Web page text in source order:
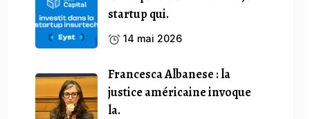
startup qui.
14 mai 2026
Francesca Albanese : la
justice américaine invoque
la.